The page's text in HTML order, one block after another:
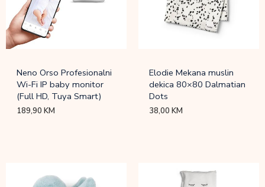
Neno Orso Profesionalni
Wi-Fi IP baby monitor
(Full HD, Tuya Smart)
189,90KM
Elodie Mekana muslin
dekica 80×80 Dalmatian
Dots
38,00KM